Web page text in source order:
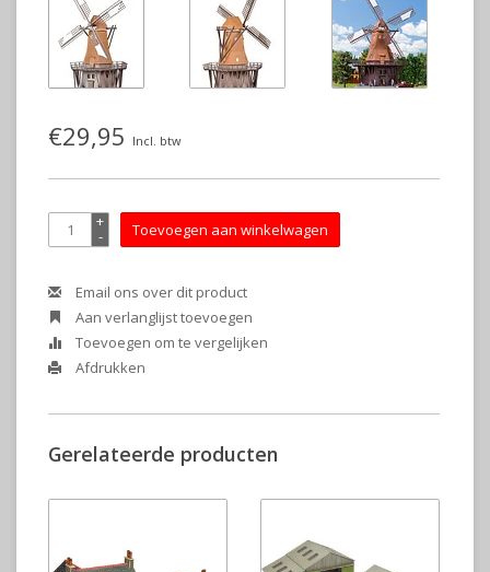
€29,95 Incl. btw
+
- Toevoegen aan winkelwagen
Email ons over dit product
Aan verlanglijst toevoegen
Toevoegen om te vergelijken
Afdrukken
Gerelateerde producten